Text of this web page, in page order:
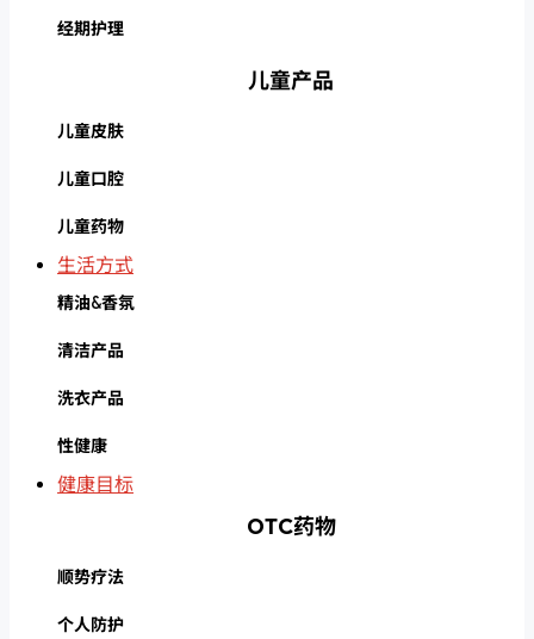
经期护理
儿童产品
儿童皮肤
儿童口腔
儿童药物
生活方式
精油&香氛
清洁产品
洗衣产品
性健康
健康目标
OTC药物
顺势疗法
个人防护